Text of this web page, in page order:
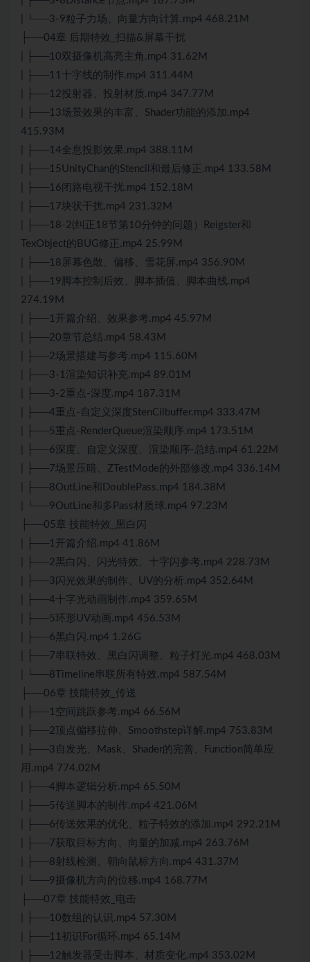
| └──3-9粒子力场、向量方向计算.mp4 468.21M
├──04章 后期特效_扫描&屏幕干扰
| ├──10双摄像机高亮主角.mp4 31.62M
| ├──11十字线的制作.mp4 311.44M
| ├──12投射器、投射材质.mp4 347.77M
| ├──13场景效果的丰富、Shader功能的添加.mp4
415.93M
| ├──14全息投影效果.mp4 388.11M
| ├──15UnityChan的Stencil和最后修正.mp4 133.58M
| ├──16闭路电视干扰.mp4 152.18M
| ├──17块状干扰.mp4 231.32M
| ├──18-2(纠正18节第10分钟的问题）Reigster和
TexObject的BUG修正.mp4 25.99M
| ├──18屏幕色散、偏移、雪花屏.mp4 356.90M
| ├──19脚本控制后效、脚本插值、脚本曲线.mp4
274.19M
| ├──1开篇介绍、效果参考.mp4 45.97M
| ├──20章节总结.mp4 58.43M
| ├──2场景搭建与参考.mp4 115.60M
| ├──3-1渲染知识补充.mp4 89.01M
| ├──3-2重点-深度.mp4 187.31M
| ├──4重点-自定义深度StenCilbuffer.mp4 333.47M
| ├──5重点-RenderQueue渲染顺序.mp4 173.51M
| ├──6深度、自定义深度、渲染顺序-总结.mp4 61.22M
| ├──7场景压暗、ZTestMode的外部修改.mp4 336.14M
| ├──8OutLine和DoublePass.mp4 184.38M
| └──9OutLine和多Pass材质球.mp4 97.23M
├──05章 技能特效_黑白闪
| ├──1开篇介绍.mp4 41.86M
| ├──2黑白闪、闪光特效、十字闪参考.mp4 228.73M
| ├──3闪光效果的制作、UV的分析.mp4 352.64M
| ├──4十字光动画制作.mp4 359.65M
| ├──5环形UV动画.mp4 456.53M
| ├──6黑白闪.mp4 1.26G
| ├──7串联特效、黑白闪调整、粒子灯光.mp4 468.03M
| └──8Timeline串联所有特效.mp4 587.54M
├──06章 技能特效_传送
| ├──1空间跳跃参考.mp4 66.56M
| ├──2顶点偏移拉伸、Smoothstep详解.mp4 753.83M
| ├──3自发光、Mask、Shader的完善、Function简单应
用.mp4 774.02M
| ├──4脚本逻辑分析.mp4 65.50M
| ├──5传送脚本的制作.mp4 421.06M
| ├──6传送效果的优化、粒子特效的添加.mp4 292.21M
| ├──7获取目标方向、向量的加减.mp4 263.76M
| ├──8射线检测、朝向鼠标方向.mp4 431.37M
| └──9摄像机方向的位移.mp4 168.77M
├──07章 技能特效_电击
| ├──10数组的认识.mp4 57.30M
| ├──11初识For循环.mp4 65.14M
| ├──12触发器受击脚本、材质变化.mp4 353.02M